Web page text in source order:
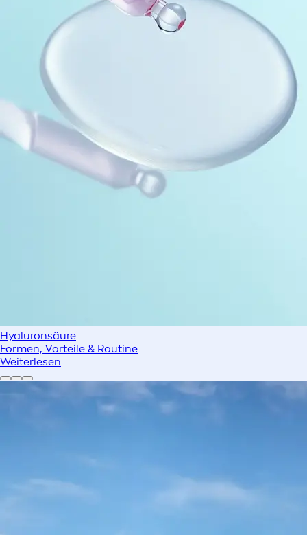
Hyaluronsäure
Formen, Vorteile & Routine
Weiterlesen